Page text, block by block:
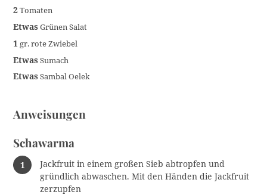
2Tomaten
EtwasGrünen Salat
1 gr. rote Zwiebel
EtwasSumach
EtwasSambal Oelek
Anweisungen
Schawarma
Jackfruit in einem großen Sieb abtropfen und
gründlich abwaschen. Mit den Händen die Jackfruit
zerzupfen